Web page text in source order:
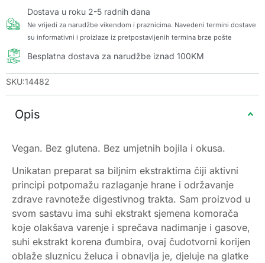
Dostava u roku 2-5 radnih dana
Ne vrijedi za narudžbe vikendom i praznicima. Navedeni termini dostave
su informativni i proizlaze iz pretpostavljenih termina brze pošte
Besplatna dostava za narudžbe iznad 100KM
SKU:14482
Opis
Vegan. Bez glutena. Bez umjetnih bojila i okusa.
Unikatan preparat sa biljnim ekstraktima čiji aktivni
principi potpomažu razlaganje hrane i održavanje
zdrave ravnoteže digestivnog trakta. Sam proizvod u
svom sastavu ima suhi ekstrakt sjemena komorača
koje olakšava varenje i sprečava nadimanje i gasove,
suhi ekstrakt korena đumbira, ovaj čudotvorni korijen
oblaže sluznicu želuca i obnavlja je, djeluje na glatke